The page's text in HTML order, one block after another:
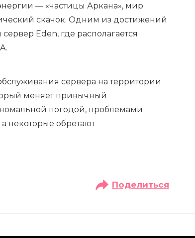
— «частицы Аркана», мир
скачок. Одним из достижений
Eden, где располагается
сервера на территории
меняет привычный
погодой, проблемами
некоторые обретают
Поделиться